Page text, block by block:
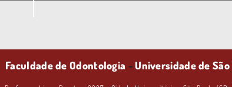
Faculdade de Odontologia - Universidade de São